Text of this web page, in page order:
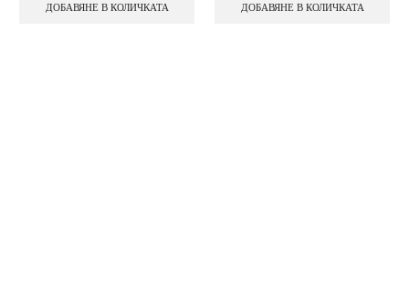
ДОБАВЯНЕ В КОЛИЧКАТА ДОБАВЯНЕ В КОЛИЧКАТА